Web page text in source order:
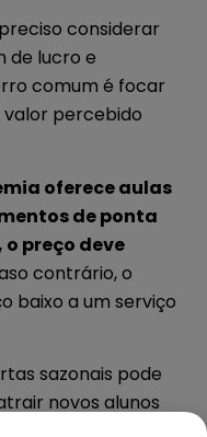
considerar
de lucro e
comum é focar
valor percebido
oferece aulas
de ponta
preço deve
contrário, o
baixo a um serviço
sazonais pode
novos alunos